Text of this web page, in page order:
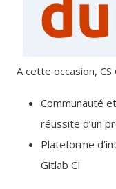
A cette occasion,
Communauté
réussite d’un
Plateforme
Gitlab CI